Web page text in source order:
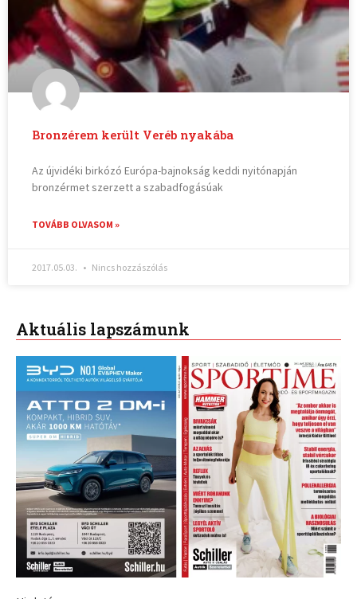
Bronzérem került Veréb nyakába
Az újvidéki birkózó Európa-bajnokság keddi nyitónapján
bronzérmet szerzett a szabadfogásúak
TOVÁBB OLVASOM »
2017.05.03. Nincs hozzászólás
Aktuális lapszámunk